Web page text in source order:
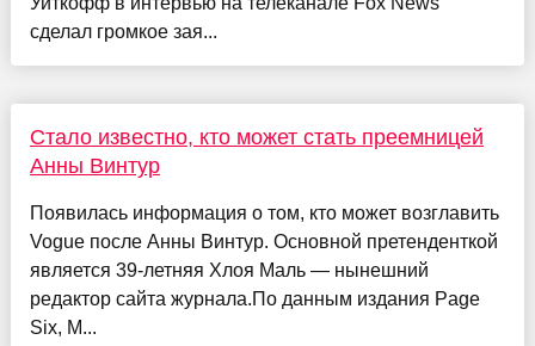
сделал громкое зая...
Стало известно, кто может стать преемницей
Анны Винтур
Появилась информация о том, кто может возглавить
Vogue после Анны Винтур. Основной претенденткой
является 39-летняя Хлоя Маль — нынешний
редактор сайта журнала.По данным издания Page
Six, М...